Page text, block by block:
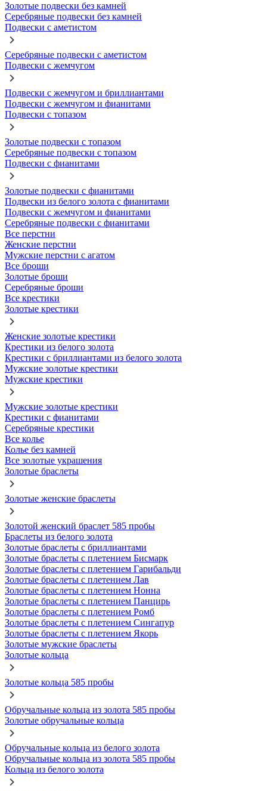
Золотые подвески без камней
Серебряные подвески без камней
Подвески с аметистом
Серебряные подвески с аметистом
Подвески с жемчугом
Подвески с жемчугом и бриллиантами
Подвески с жемчугом и фианитами
Подвески с топазом
Золотые подвески с топазом
Серебряные подвески с топазом
Подвески с фианитами
Золотые подвески с фианитами
Подвески из белого золота с фианитами
Подвески с жемчугом и фианитами
Серебряные подвески с фианитами
Все перстни
Женские перстни
Мужские перстни с агатом
Все броши
Золотые броши
Серебряные броши
Все крестики
Золотые крестики
Женские золотые крестики
Крестики из белого золота
Крестики с бриллиантами из белого золота
Мужские золотые крестики
Мужские крестики
Мужские золотые крестики
Крестики с фианитами
Серебряные крестики
Все колье
Колье без камней
Все золотые украшения
Золотые браслеты
Золотые женские браслеты
Золотой женский браслет 585 пробы
Браслеты из белого золота
Золотые браслеты с бриллиантами
Золотые браслеты с плетением Бисмарк
Золотые браслеты с плетением Гарибальди
Золотые браслеты с плетением Лав
Золотые браслеты с плетением Нонна
Золотые браслеты с плетением Панцирь
Золотые браслеты с плетением Ромб
Золотые браслеты с плетением Сингапур
Золотые браслеты с плетением Якорь
Золотые мужские браслеты
Золотые кольца
Золотые кольца 585 пробы
Обручальные кольца из золота 585 пробы
Золотые обручальные кольца
Обручальные кольца из белого золота
Обручальные кольца из золота 585 пробы
Кольца из белого золота